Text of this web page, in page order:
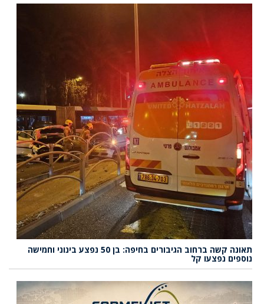
תאונה קשה ברחוב הגיבורים בחיפה: בן 50 נפצע בינוני וחמישה
נוספים נפצעו קל